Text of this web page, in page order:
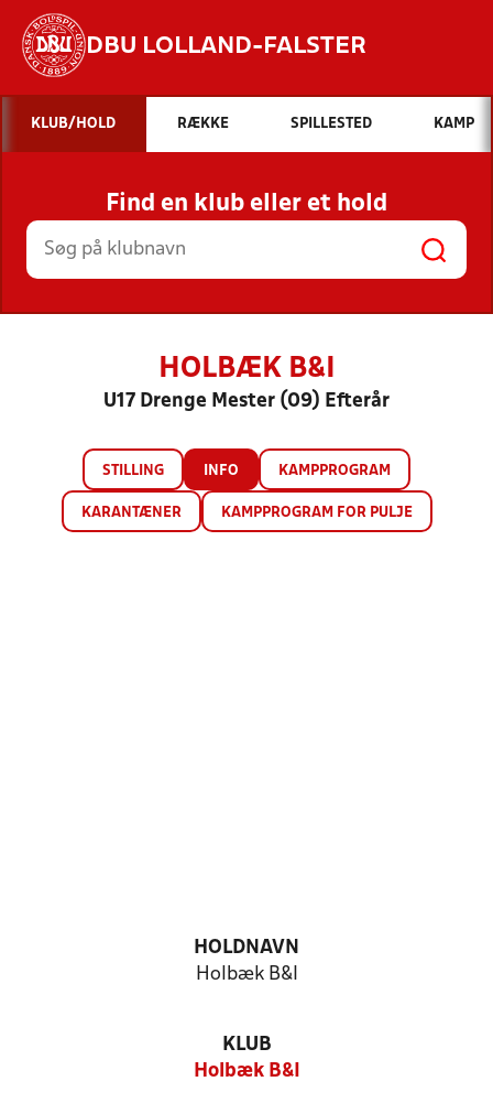
DBU LOLLAND-FALSTER
Hvad vil du søge efter?
INDHOLD OG NYHEDER
STILLINGER, RESULTATER, KLUBBER OG
HOLD
KLUB/HOLD RÆKKE SPILLESTED KAMP
Find en klub eller et hold
HOLBÆK B&I
U17 Drenge Mester (09) Efterår
STILLING INFO KAMPPROGRAM
KARANTÆNER KAMPPROGRAM FOR PULJE
HOLDNAVN
Holbæk B&I
KLUB
Holbæk B&I